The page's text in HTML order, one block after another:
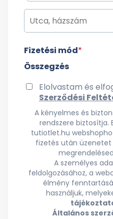
Fizetési mód*
Összegzés
Elolvastam és
Szerződési
A kényelmes és
rendszere biztosítja.
tutiotlet.hu
fizetés után üzenetet
A személyes
feldolgozásához, a
élmény
használjuk,
Általános